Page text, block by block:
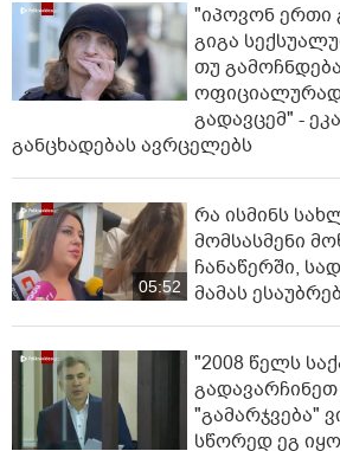
"იპოვონ ერთი
გიგა
თუ
გადავცემ" -
განცხადებას ავრცელებს
05:52
რა ისმინს
მომსასმენი
ჩანაწერში,
მამას
"2008 წელს
გადავარჩინეთ
"გამარჯვება"
სწორედ ეგ